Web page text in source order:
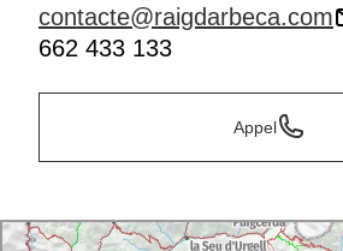
contacte@raigdarbeca.com
662 433 133
Appel